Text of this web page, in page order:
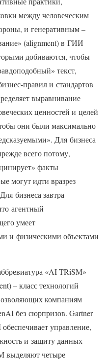
между человеческим
и генеративным –
(alignment) в ГИИ
добиваются, чтобы
текст,
правил и стандартов
выравнивание
ценностей и целей
они были максимально
Для бизнеса
всего потому,
факты
могут идти вразрез
бизнеса завтра
агентный
умеет
и физическими объектами
«AI TRiSM»
– класс технологий
компаниям
без сюрпризов. Gartner
управление,
и защиту данных
выделяют четыре